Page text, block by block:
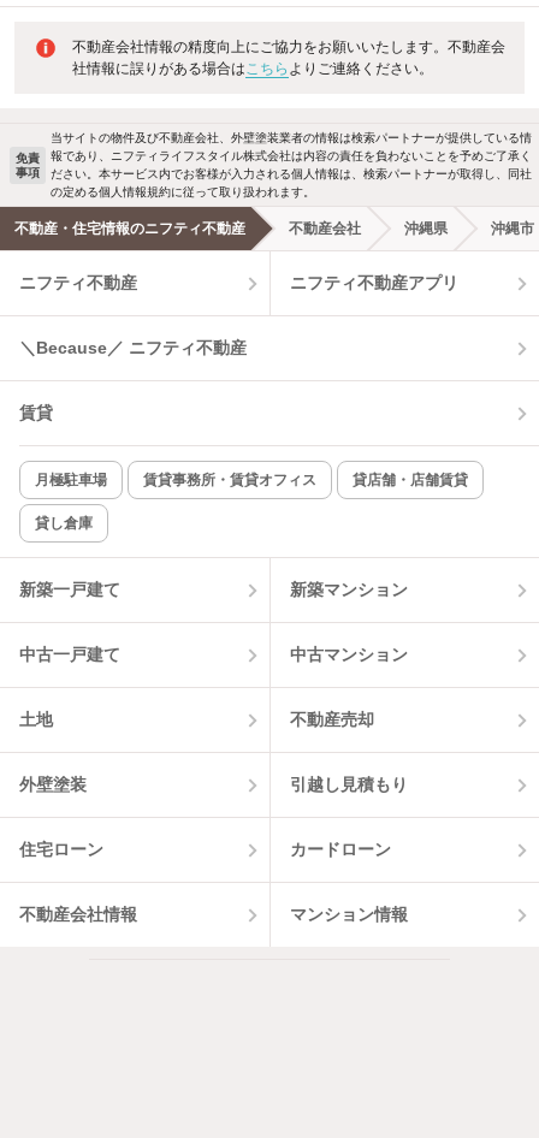
不動産会社情報の精度向上にご協力をお願いいたします。不動産会
社情報に誤りがある場合はこちら よりご連絡ください。
免責
事項
当サイトの物件及び不動産会社、外壁塗装業者の情報は検索パートナーが提供している情
報であり、ニフティライフスタイル株式会社は内容の責任を負わないことを予めご了承く
ださい。本サービス内でお客様が入力される個人情報は、検索パートナーが取得し、同社
の定める個人情報規約に従って取り扱われます。
不動産・住宅情報のニフティ不動産 不動産会社 沖縄県 沖縄市
ニフティ不動産 ニフティ不動産アプリ
＼Because／ ニフティ不動産
賃貸
月極駐車場 賃貸事務所・賃貸オフィス 貸店舗・店舗賃貸
貸し倉庫
新築一戸建て 新築マンション
中古一戸建て 中古マンション
土地 不動産売却
外壁塗装 引越し見積もり
住宅ローン カードローン
不動産会社情報 マンション情報